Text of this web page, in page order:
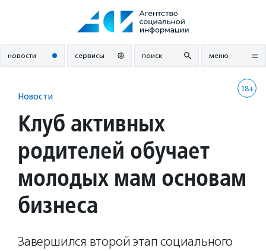
новости сервисы поиск меню
18+
Новости
Клуб активных
родителей обучает
молодых мам основам
бизнеса
Завершился второй этап социального